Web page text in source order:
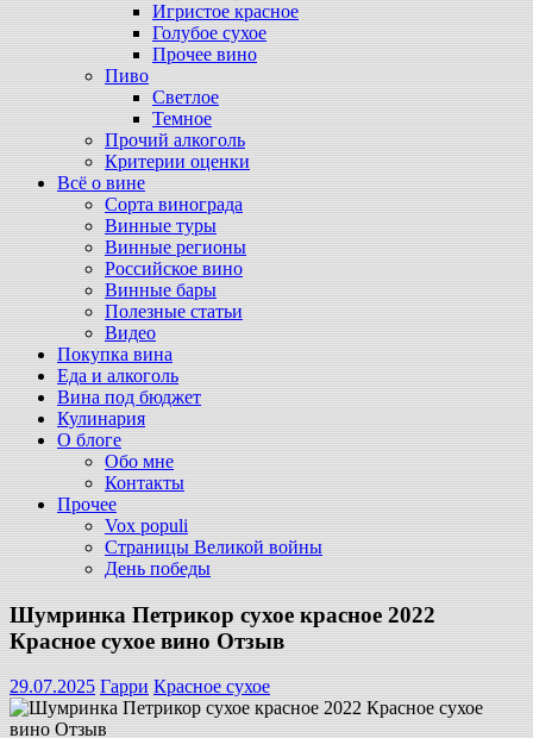
Игристое красное
Голубое сухое
Прочее вино
Пиво
Светлое
Темное
Прочий алкоголь
Критерии оценки
Всё о вине
Сорта винограда
Винные туры
Винные регионы
Российское вино
Винные бары
Полезные статьи
Видео
Покупка вина
Еда и алкоголь
Вина под бюджет
Кулинария
О блоге
Обо мне
Контакты
Прочее
Vox populi
Страницы Великой войны
День победы
Шумринка Петрикор сухое красное 2022
Красное сухое вино Отзыв
29.07.2025 Гарри Красное сухое